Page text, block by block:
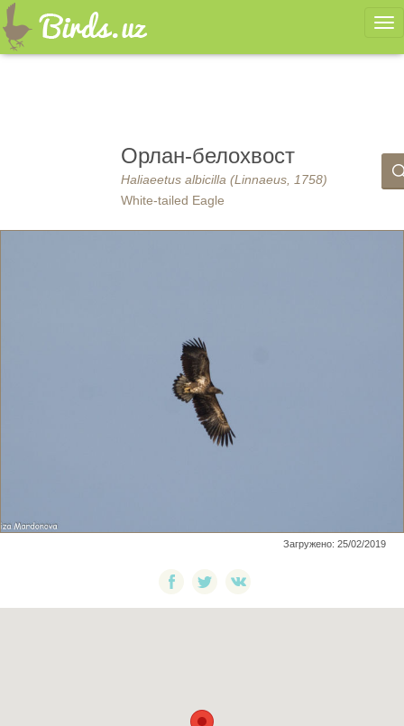
Орлан-белохвост
Haliaeetus albicilla (Linnaeus, 1758)
White-tailed Eagle
Загружено: 25/02/2019